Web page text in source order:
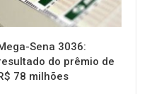
Sena 3036:
do prêmio de
78 milhões